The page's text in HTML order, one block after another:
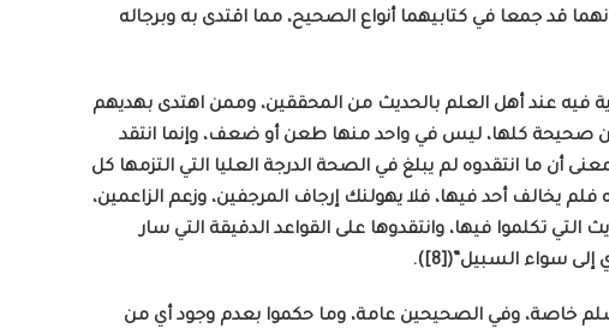
قد جمعا في كتابيهما أنواع الصحيح، مما اقتدى به وبرجاله
فيه عند أهل العلم بالحديث من المحققين، وممن اهتدى بهديهم
صحيحة كلها، ليس في واحد منها طعن أو ضعف، وإنما انتقد
أن ما انتقدوه لم يبلغ في الصحة الدرجة العليا التي التزمها كل
يخالف أحد فيها، فلا يهولنك إرجاف المرجفين، وزعم الزاعمين،
تكلموا فيها، وانتقدوها على القواعد الدقيقة التي سار
إلى سواء السبيل”([8]).
خاصة، وفي الصحيحين عامة، وما حكموا بعدم وجود أي من